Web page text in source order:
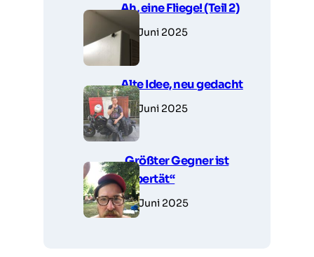
Ah, eine Fliege! (Teil 2)
27. Juni 2025
Alte Idee, neu gedacht
27. Juni 2025
„Größter Gegner ist
Pubertät“
26. Juni 2025